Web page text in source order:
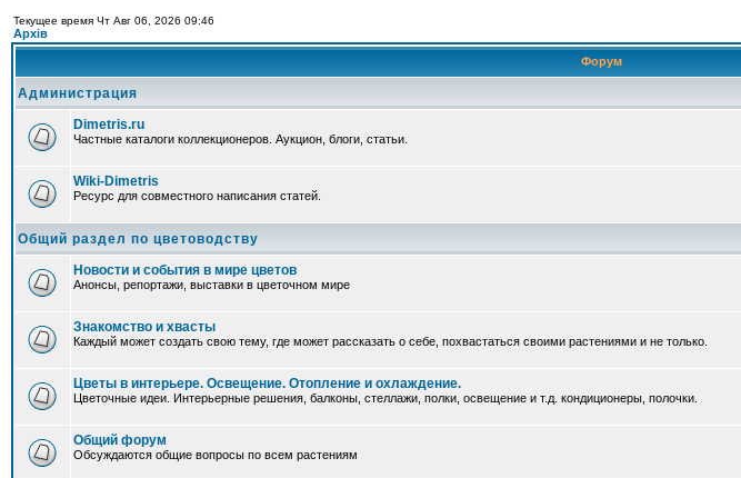
Текущее время Чт Авг 06, 2026 09:46
Архів
Форум
Администрация
Dimetris.ru
Частные каталоги коллекционеров. Аукцион, блоги, статьи.
Wiki-Dimetris
Ресурс для совместного написания статей.
Общий раздел по цветоводству
Новости и события в мире цветов
Анонсы, репортажи, выставки в цветочном мире
Знакомство и хвасты
Каждый может создать свою тему, где может рассказать о себе, похвастаться своими растениями и не только.
Цветы в интерьере. Освещение. Отопление и охлаждение.
Цветочные идеи. Интерьерные решения, балконы, стеллажи, полки, освещение и т.д. кондиционеры, полочки.
Общий форум
Обсуждаются общие вопросы по всем растениям